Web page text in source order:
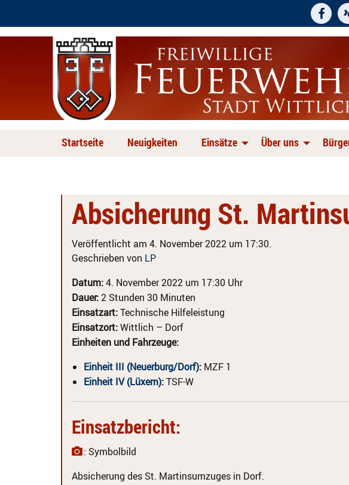
Startseite Neuigkeiten Einsätze Über uns
Absicherung St.
Veröffentlicht am 4. November 2022 um 17:30.
Geschrieben von LP
Datum:4. November 2022 um 17:30 Uhr
Dauer:2 Stunden 30 Minuten
Einsatzart:Technische Hilfeleistung
Einsatzort:Wittlich – Dorf
Einheiten und Fahrzeuge:
Einheit III (Neuerburg/Dorf): MZF 1
Einheit IV (Lüxem):TSF-W
Einsatzbericht:
: Symbolbild
Absicherung des St. Martinsumzuges in Dorf.